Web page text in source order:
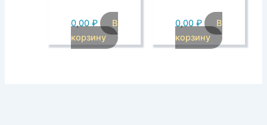
0,00 ₽
В
корзину
0,00 ₽
В
корзину